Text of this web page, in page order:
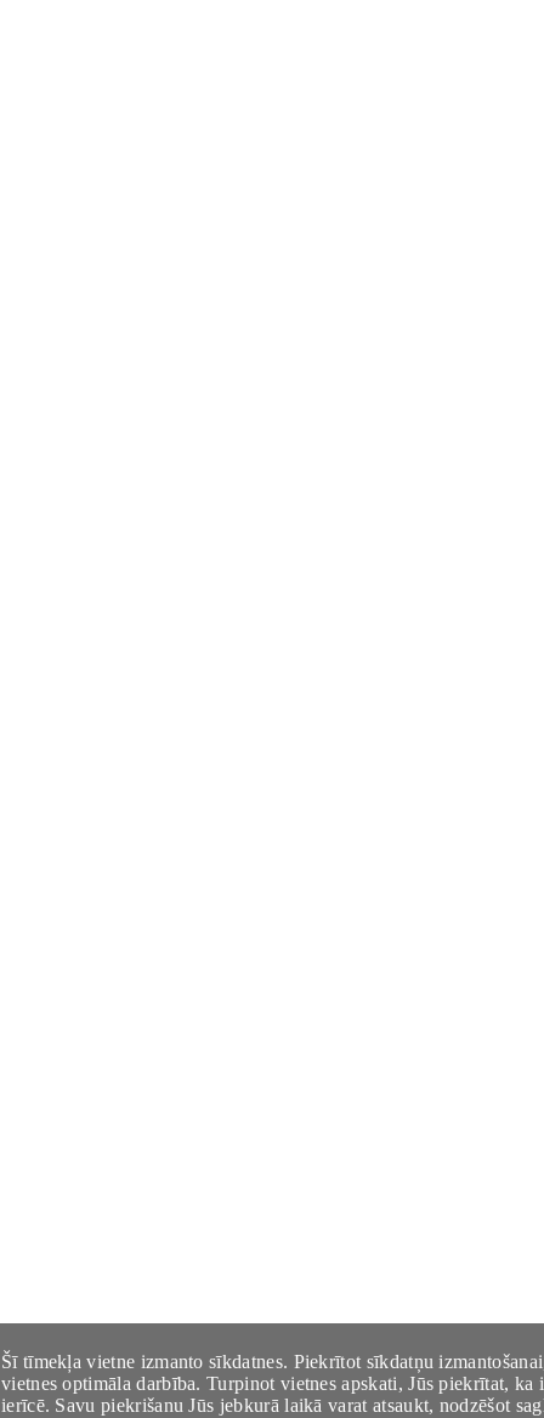
Šī tīmekļa vietne izmanto sīkdatnes. Piekrītot sīkdatņu
vietnes optimāla darbība. Turpinot vietnes apskati, Jūs piekrītat, ka
ierīcē. Savu piekrišanu Jūs jebkurā laikā varat atsaukt, nodzēšot